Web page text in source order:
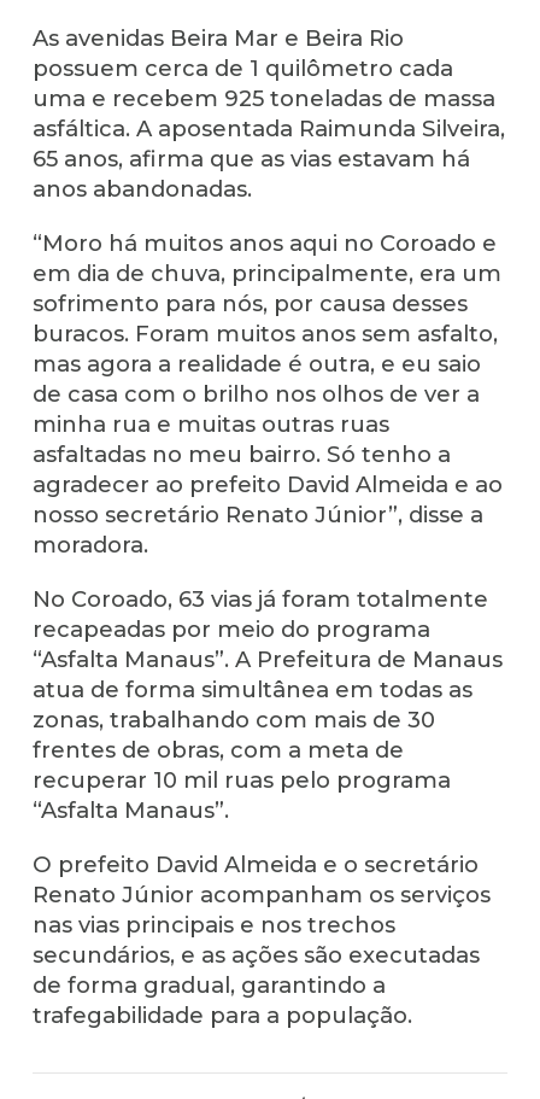
As avenidas Beira Mar e Beira Rio
possuem cerca de 1 quilômetro cada
uma e recebem 925 toneladas de massa
asfáltica. A aposentada Raimunda Silveira,
65 anos, afirma que as vias estavam há
anos abandonadas.
“Moro há muitos anos aqui no Coroado e
em dia de chuva, principalmente, era um
sofrimento para nós, por causa desses
buracos. Foram muitos anos sem asfalto,
mas agora a realidade é outra, e eu saio
de casa com o brilho nos olhos de ver a
minha rua e muitas outras ruas
asfaltadas no meu bairro. Só tenho a
agradecer ao prefeito David Almeida e ao
nosso secretário Renato Júnior”, disse a
moradora.
No Coroado, 63 vias já foram totalmente
recapeadas por meio do programa
“Asfalta Manaus”. A Prefeitura de Manaus
atua de forma simultânea em todas as
zonas, trabalhando com mais de 30
frentes de obras, com a meta de
recuperar 10 mil ruas pelo programa
“Asfalta Manaus”.
O prefeito David Almeida e o secretário
Renato Júnior acompanham os serviços
nas vias principais e nos trechos
secundários, e as ações são executadas
de forma gradual, garantindo a
trafegabilidade para a população.